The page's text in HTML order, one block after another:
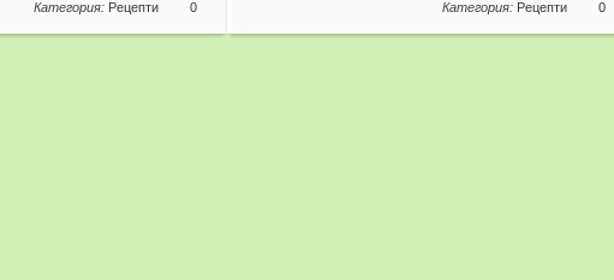
0
Категория: Рецепти 0
Категория: Рецепти